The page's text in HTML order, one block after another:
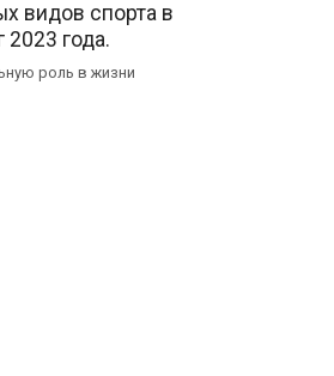
видов спорта в
2023 года.
роль в жизни